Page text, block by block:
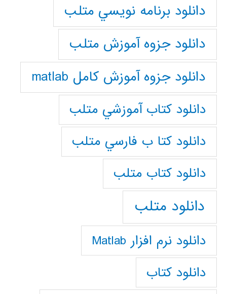
دانلود برنامه نويسي متلب
دانلود جزوه آموزش متلب
دانلود جزوه آموزش کامل matlab
دانلود كتاب آموزشي متلب
دانلود كتا ب فارسي متلب
دانلود كتاب متلب
دانلود متلب
دانلود نرم افزار Matlab
دانلود کتاب